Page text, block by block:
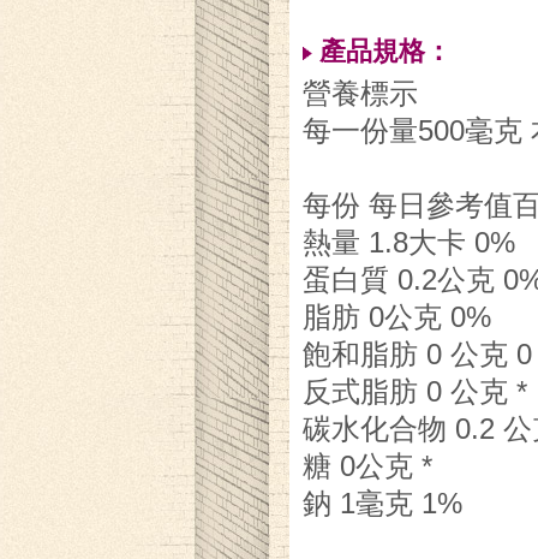
產品規格：
營養標示
每一份量500毫克
每份 每日參考值
熱量 1.8大卡 0%
蛋白質 0.2公克
脂肪 0公克 0%
飽和脂肪 0 公克 0
反式脂肪 0 公克 *
碳水化合物 0.2
糖 0公克 *
鈉 1毫克 1%